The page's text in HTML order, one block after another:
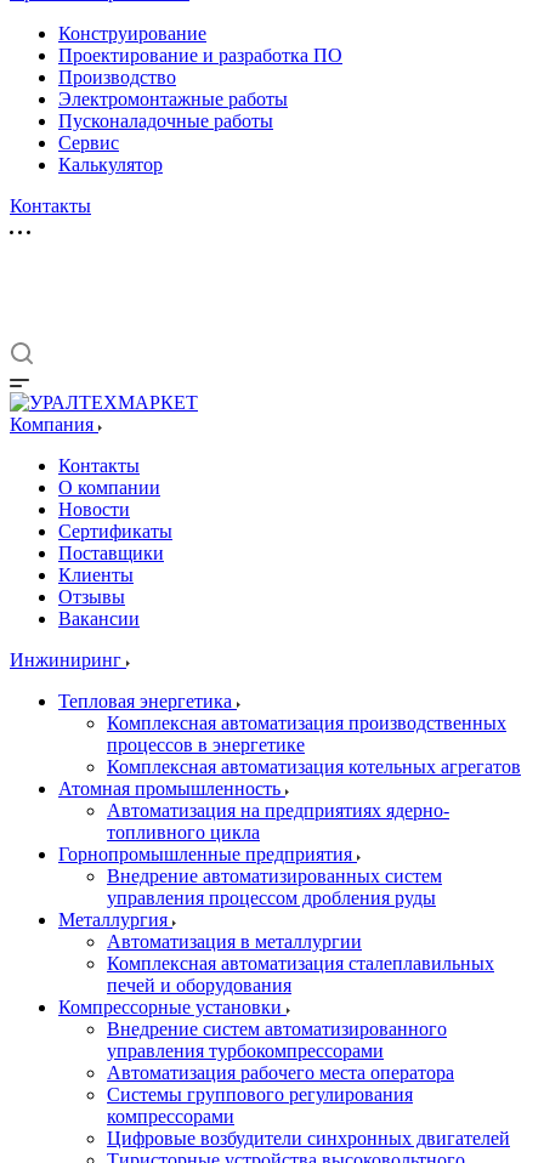
Конструирование
Проектирование и разработка ПО
Производство
Электромонтажные работы
Пусконаладочные работы
Сервис
Калькулятор
Контакты
Компания
Контакты
О компании
Новости
Сертификаты
Поставщики
Клиенты
Отзывы
Вакансии
Инжиниринг
Тепловая энергетика
Комплексная автоматизация производственных
процессов в энергетике
Комплексная автоматизация котельных агрегатов
Атомная промышленность
Автоматизация на предприятиях ядерно-
топливного цикла
Горнопромышленные предприятия
Внедрение автоматизированных систем
управления процессом дробления руды
Металлургия
Автоматизация в металлургии
Комплексная автоматизация сталеплавильных
печей и оборудования
Компрессорные установки
Внедрение систем автоматизированного
управления турбокомпрессорами
Автоматизация рабочего места оператора
Системы группового регулирования
компрессорами
Цифровые возбудители синхронных двигателей